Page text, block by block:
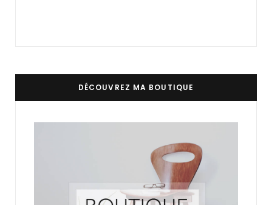
DÉCOUVREZ MA BOUTIQUE